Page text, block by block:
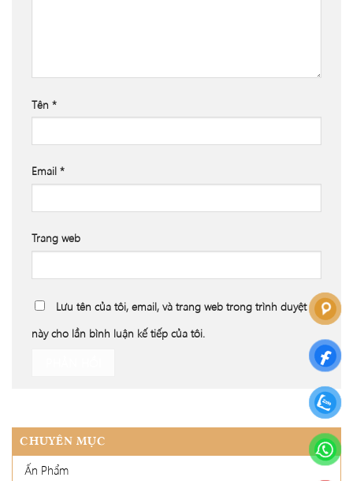
Tên *
Email *
Trang web
Lưu tên của tôi, email, và trang web trong trình duyệt
này cho lần bình luận kế tiếp của tôi.
CHUYÊN MỤC
Ấn Phẩm